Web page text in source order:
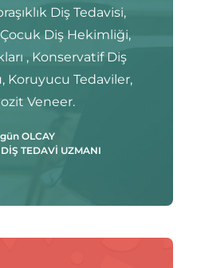
Diş Tedavisi,
Diş Hekimliği,
, Konservatif Diş
Koruyucu Tedaviler,
Veneer.
OLCAY
TEDAVİ UZMANI